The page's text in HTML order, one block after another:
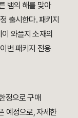
뱀의 해를 맞아
출시한다. 패키지
와플지 소재의
번 패키지 전용
정으로 구매
예정으로, 자세한